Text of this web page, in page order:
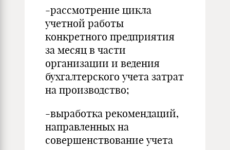
-рассмотрение цикла
учетной работы
конкретного предприятия
за месяц в части
организации и ведения
бухгалтерского учета затрат
на производство;
-выработка рекомендаций,
направленных на
совершенствование учета